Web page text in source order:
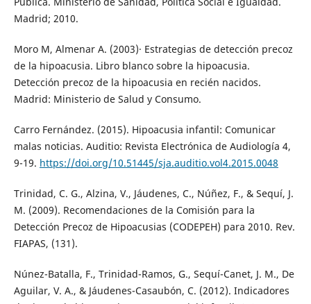
Madrid; 2010.
Moro M, Almenar A. (2003)· Estrategias de detección precoz
de la hipoacusia. Libro blanco sobre la hipoacusia.
Detección precoz de la hipoacusia en recién nacidos.
Madrid: Ministerio de Salud y Consumo.
Carro Fernández. (2015). Hipoacusia infantil: Comunicar
malas noticias. Auditio: Revista Electrónica de Audiología 4,
9-19. https://doi.org/10.51445/sja.auditio.vol4.2015.0048
Trinidad, C. G., Alzina, V., Jáudenes, C., Núñez, F., & Sequí, J.
M. (2009). Recomendaciones de la Comisión para la
Detección Precoz de Hipoacusias (CODEPEH) para 2010. Rev.
FIAPAS, (131).
Núnez-Batalla, F., Trinidad-Ramos, G., Sequí-Canet, J. M., De
Aguilar, V. A., & Jáudenes-Casaubón, C. (2012). Indicadores